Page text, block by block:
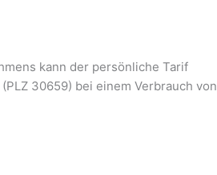
kann der persönliche Tarif
30659) bei einem Verbrauch von